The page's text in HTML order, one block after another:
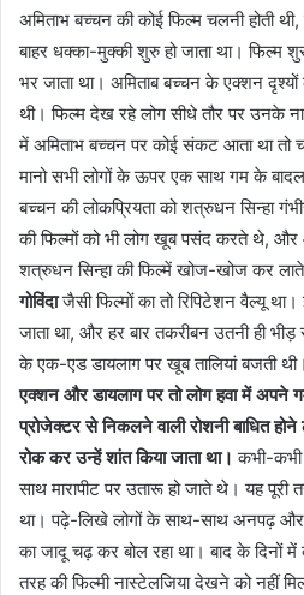
अमिताभ बच्चन की कोई फिल्म चलनी होती
बाहर धक्का-मुक्की शुरु हो जाता था। फिल्म
भर जाता था। अमिताब बच्चन के एक्शन दृश्यों
थी। फिल्म देख रहे लोग सीधे तौर पर उनके
में अमिताभ बच्चन पर कोई संकट आता था तो
मानो सभी लोगों के ऊपर एक साथ गम के
बच्चन की लोकप्रियता को शत्रुधन सिन्हा
की फिल्मों को भी लोग खूब पसंद करते थे,
शत्रुधन सिन्हा की फिल्में खोज-खोज कर
गोविंदाजैसी फिल्मों का तो रिपिटेशन वैल्यू था।
जाता था, और हर बार तकरीबन उतनी ही
के एक-एड डायलाग पर खूब तालियां बजती
एक्शन और डायलाग पर तो लोग हवा में
प्रोजेक्टर से निकलने वाली रोशनी बाधित
रोक कर उन्हें शांत किया जाता था।कभी-कभी
साथ मारापीट पर उतारू हो जाते थे। यह पूरी
था। पढ़े-लिखे लोगों के साथ-साथ अनपढ़ और
का जादू चढ़ कर बोल रहा था। बाद के दिनों
तरह की फिल्मी नास्टेलजिया देखने को नहीं